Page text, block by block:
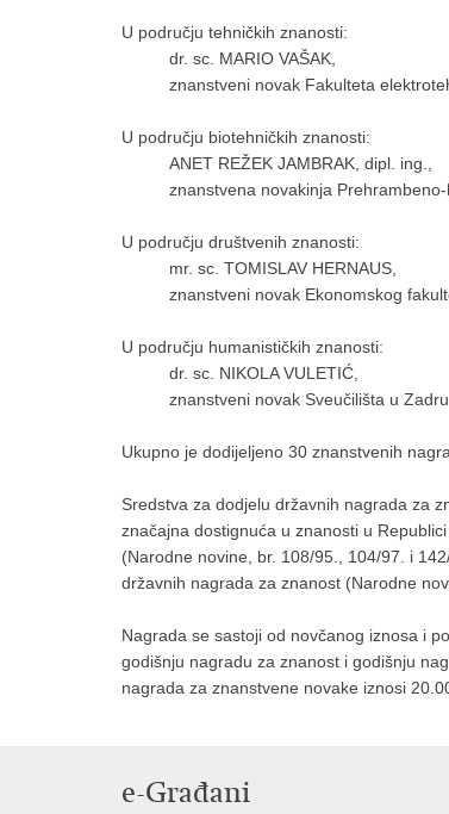
U području tehničkih znanosti:
dr. sc. MARIO VAŠAK,
znanstveni novak Fakulteta
U području biotehničkih znanosti:
ANET REŽEK JAMBRAK, dipl. ing.,
znanstvena novakinja
U području društvenih znanosti:
mr. sc. TOMISLAV HERNAUS,
znanstveni novak Ekonomskog
U području humanističkih znanosti:
dr. sc. NIKOLA VULETIĆ,
znanstveni novak Sveučilišta u Zadru
Ukupno je dodijeljeno 30 znanstvenih
Sredstva za dodjelu državnih nagrada za
značajna dostignuća u znanosti u
(Narodne novine, br. 108/95., 104/97. i
državnih nagrada za znanost (Narodne
Nagrada se sastoji od novčanog iznosa i
godišnju nagradu za znanost i godišnju
nagrada za znanstvene novake iznosi
e-Građani